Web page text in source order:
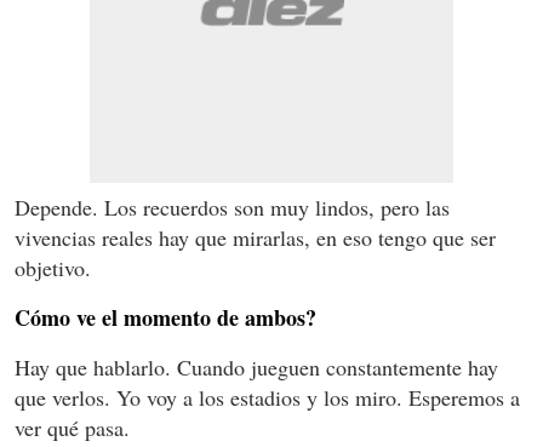
Depende. Los recuerdos son muy lindos, pero las
vivencias reales hay que mirarlas, en eso tengo que ser
objetivo.
Cómo ve el momento de ambos?
Hay que hablarlo. Cuando jueguen constantemente hay
que verlos. Yo voy a los estadios y los miro. Esperemos a
ver qué pasa.